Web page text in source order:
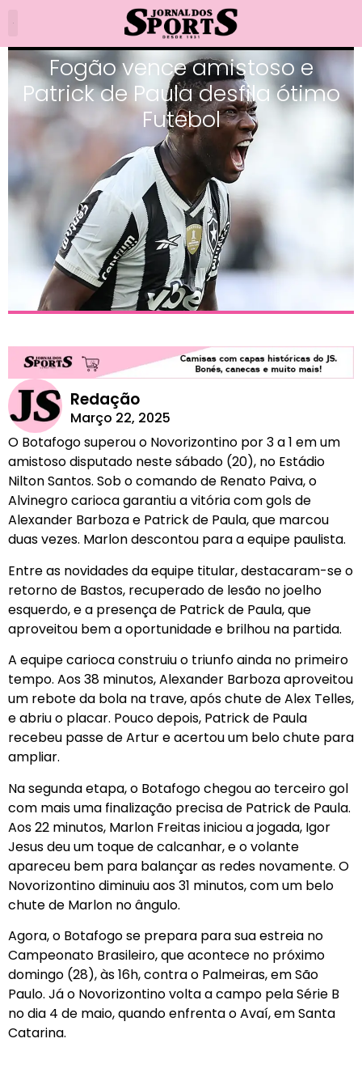
Fogão vence amistoso e
Patrick de Paula desfila ótimo
Futebol
Redação
Março 22, 2025
O Botafogo superou o Novorizontino por 3 a 1 em um
amistoso disputado neste sábado (20), no Estádio
Nilton Santos. Sob o comando de Renato Paiva, o
Alvinegro carioca garantiu a vitória com gols de
Alexander Barboza e Patrick de Paula, que marcou
duas vezes. Marlon descontou para a equipe paulista.
Entre as novidades da equipe titular, destacaram-se o
retorno de Bastos, recuperado de lesão no joelho
esquerdo, e a presença de Patrick de Paula, que
aproveitou bem a oportunidade e brilhou na partida.
A equipe carioca construiu o triunfo ainda no primeiro
tempo. Aos 38 minutos, Alexander Barboza aproveitou
um rebote da bola na trave, após chute de Alex Telles,
e abriu o placar. Pouco depois, Patrick de Paula
recebeu passe de Artur e acertou um belo chute para
ampliar.
Na segunda etapa, o Botafogo chegou ao terceiro gol
com mais uma finalização precisa de Patrick de Paula.
Aos 22 minutos, Marlon Freitas iniciou a jogada, Igor
Jesus deu um toque de calcanhar, e o volante
apareceu bem para balançar as redes novamente. O
Novorizontino diminuiu aos 31 minutos, com um belo
chute de Marlon no ângulo.
Agora, o Botafogo se prepara para sua estreia no
Campeonato Brasileiro, que acontece no próximo
domingo (28), às 16h, contra o Palmeiras, em São
Paulo. Já o Novorizontino volta a campo pela Série B
no dia 4 de maio, quando enfrenta o Avaí, em Santa
Catarina.